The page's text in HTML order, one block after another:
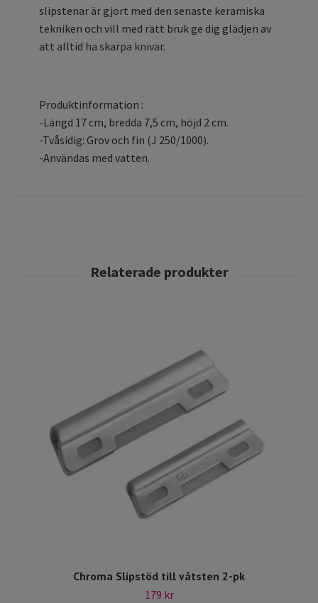
slipstenar är gjort med den senaste keramiska
tekniken och vill med rätt bruk ge dig glädjen av
att alltid ha skarpa knivar.
Produktinformation :
-Längd 17 cm, bredda 7,5 cm, höjd 2 cm.
-Tvåsidig: Grov och fin (J 250/1000).
-Användas med vatten.
Chroma Slipstöd till våtsten 2-pk
179 kr